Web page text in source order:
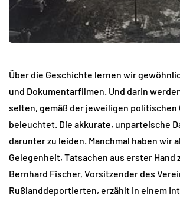
Über die Geschichte lernen wir
und Dokumentarfilmen. Und darin
selten, gemäß der jeweiligen politischen
beleuchtet. Die akkurate, unparteische
darunter zu leiden. Manchmal haben wir
Gelegenheit, Tatsachen aus erster Hand
Bernhard Fischer, Vorsitzender des
Rußlanddeportierten, erzählt in einem